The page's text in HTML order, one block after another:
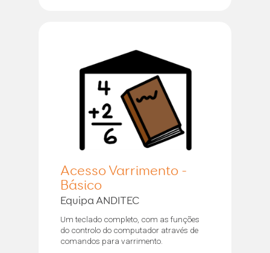
Acesso Varrimento -
Básico
Equipa ANDITEC
Um teclado completo, com as funções
do controlo do computador através de
comandos para varrimento.